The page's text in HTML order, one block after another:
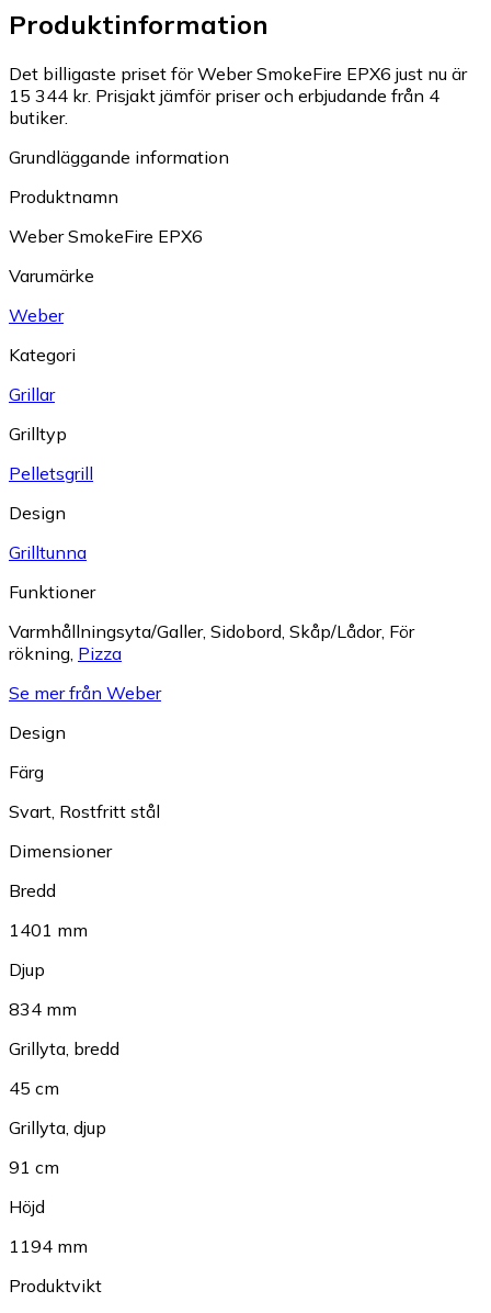
Produktinformation
Det billigaste priset för Weber SmokeFire EPX6 just nu är
15 344 kr. Prisjakt jämför priser och erbjudande från 4
butiker.
Grundläggande information
Produktnamn
Weber SmokeFire EPX6
Varumärke
Weber
Kategori
Grillar
Grilltyp
Pelletsgrill
Design
Grilltunna
Funktioner
Varmhållningsyta/Galler, Sidobord, Skåp/Lådor, För
rökning, Pizza
Se mer från Weber
Design
Färg
Svart, Rostfritt stål
Dimensioner
Bredd
1401 mm
Djup
834 mm
Grillyta, bredd
45 cm
Grillyta, djup
91 cm
Höjd
1194 mm
Produktvikt